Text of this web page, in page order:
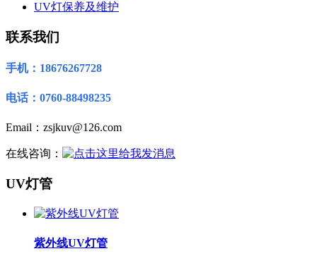
UV灯保养及维护
联系我们
手机：18676267728
电话：0760-88498235
Email：zsjkuv@126.com
在线咨询：
UV灯管
紫外线UV灯管